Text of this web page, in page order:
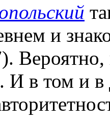
и
И в том и в